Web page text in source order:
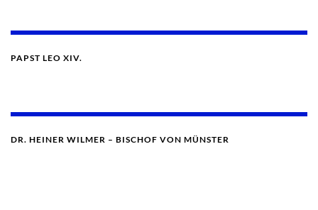
PAPST LEO XIV.
DR. HEINER WILMER – BISCHOF VON MÜNSTER